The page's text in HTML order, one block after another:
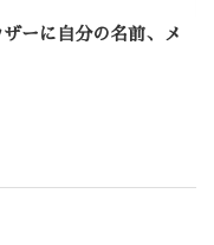
ーに自分の名前、メ